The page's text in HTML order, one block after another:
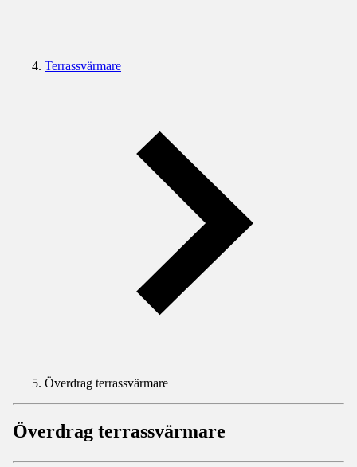
Terrassvärmare
Överdrag terrassvärmare
Överdrag terrassvärmare